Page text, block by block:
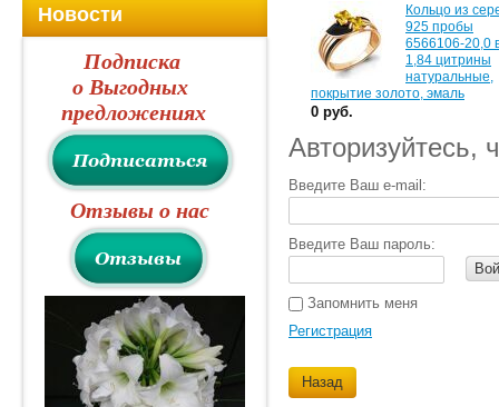
Кольцо из
925 пробы
6566106-20,0
1,84 цитрины
натуральные,
покрытие золото, эмаль
0 руб.
Авторизуйтесь,
Введите Ваш e-mail:
Введите Ваш пароль:
Запомнить меня
Регистрация
Назад
Новости
Подписка
о Выгодных
предложениях
Отзывы о нас